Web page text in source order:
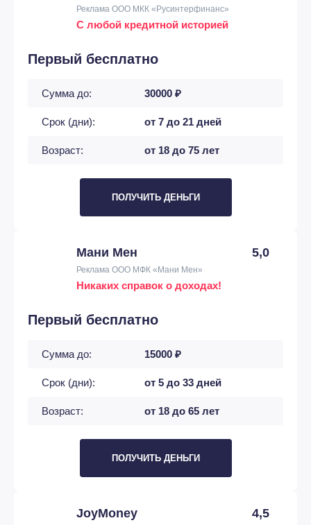
Реклама ООО МКК «Русинтерфинанс»
С любой кредитной историей
Первый бесплатно
Сумма до: 30000 ₽
Срок (дни): от 7 до 21 дней
Возраст: от 18 до 75 лет
ПОЛУЧИТЬ ДЕНЬГИ
Мани Мен 5,0
Реклама ООО МФК «Мани Мен»
Никаких справок о доходах!
Первый бесплатно
Сумма до: 15000 ₽
Срок (дни): от 5 до 33 дней
Возраст: от 18 до 65 лет
ПОЛУЧИТЬ ДЕНЬГИ
JoyMoney 4,5